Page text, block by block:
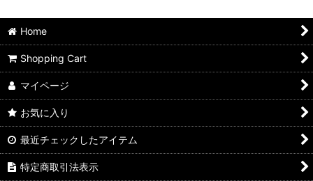
Home
Shopping Cart
マイページ
お気に入り
最近チェックしたアイテム
特定商取引法表示